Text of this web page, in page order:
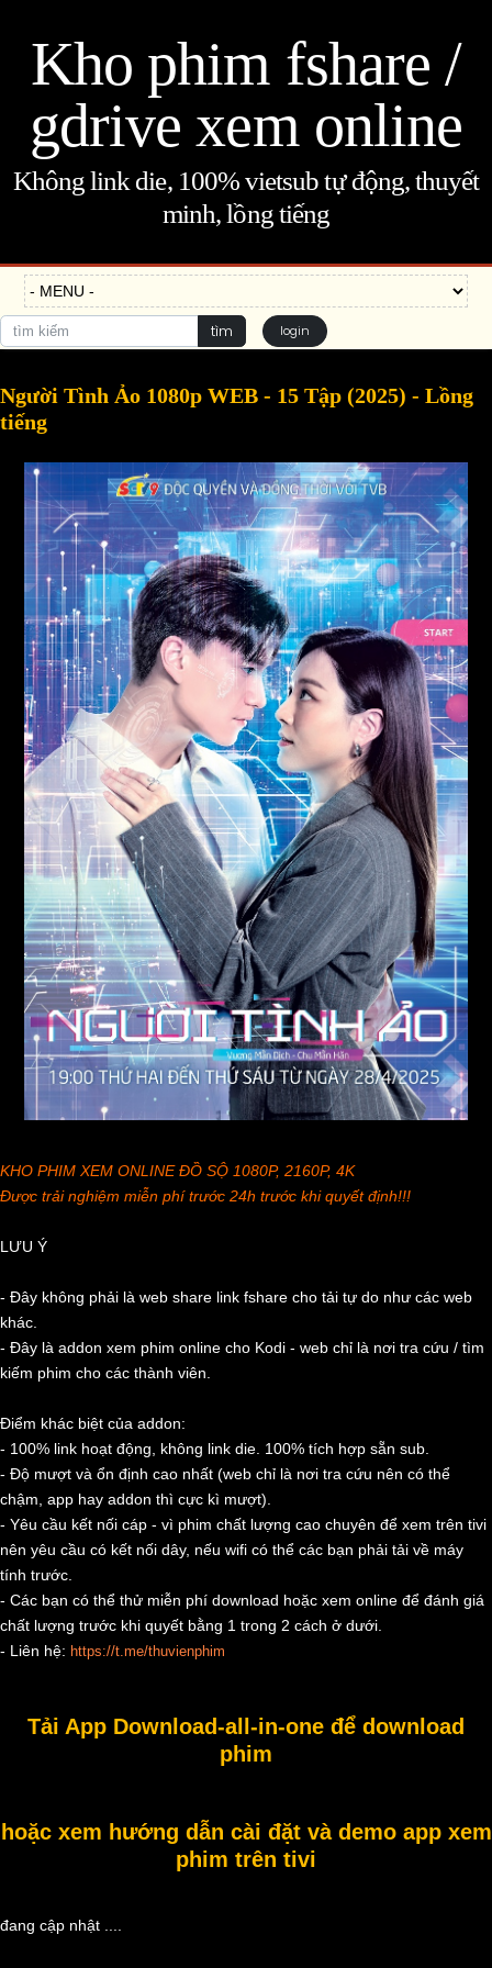
Kho phim fshare /
gdrive xem online
Không link die, 100% vietsub tự động, thuyết
minh, lồng tiếng
tìm login
Người Tình Ảo 1080p WEB - 15 Tập (2025) - Lồng
tiếng
KHO PHIM XEM ONLINE ĐỒ SỘ 1080P, 2160P, 4K
Được trải nghiệm miễn phí trước 24h trước khi quyết định!!!
LƯU Ý
- Đây không phải là web share link fshare cho tải tự do như các web
khác.
- Đây là addon xem phim online cho Kodi - web chỉ là nơi tra cứu / tìm
kiếm phim cho các thành viên.
Điểm khác biệt của addon:
- 100% link hoạt động, không link die. 100% tích hợp sẵn sub.
- Độ mượt và ổn định cao nhất (web chỉ là nơi tra cứu nên có thể
chậm, app hay addon thì cực kì mượt).
- Yêu cầu kết nối cáp - vì phim chất lượng cao chuyên để xem trên tivi
nên yêu cầu có kết nối dây, nếu wifi có thể các bạn phải tải về máy
tính trước.
- Các bạn có thể thử miễn phí download hoặc xem online để đánh giá
chất lượng trước khi quyết bằng 1 trong 2 cách ở dưới.
- Liên hệ: https://t.me/thuvienphim
Tải App Download-all-in-one để download
phim
hoặc xem hướng dẫn cài đặt và demo app xem
phim trên tivi
đang cập nhật ....